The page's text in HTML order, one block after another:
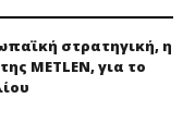
στρατηγική, η
METLEN, για το